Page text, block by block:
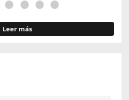
Leer más